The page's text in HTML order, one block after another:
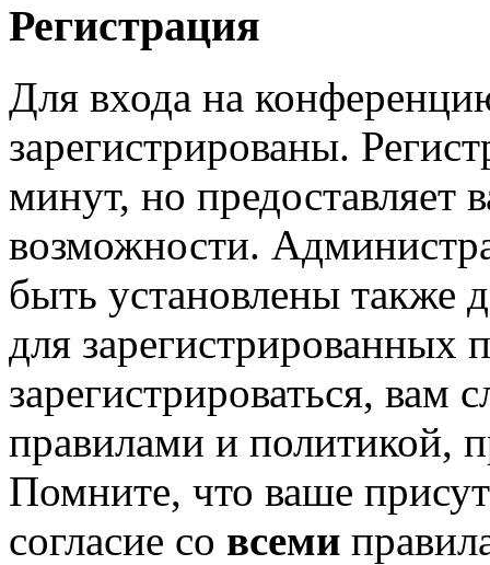
Регистрация
Для входа на
зарегистрированы.
минут, но предоставляет
возможности.
быть установлены также
для зарегистрированных
зарегистрироваться, вам
правилами и политикой,
Помните, что ваше
согласие со всеми